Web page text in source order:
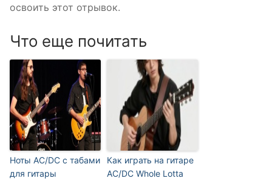
освоить этот отрывок.
Что еще почитать
Ноты AC/DC с табами
для гитары
Как играть на гитаре
AC/DC Whole Lotta